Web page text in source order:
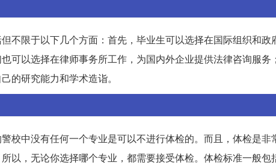
不限于以下几个方面：首先，毕业生可以选择在国际组织和政
可以选择在律师事务所工作，为国内外企业提供法律咨询服务；
的研究能力和学术造诣。
校中没有任何一个专业是可以不进行体检的。而且，体检是非
以，无论你选择哪个专业，都需要接受体检。体检标准一般包